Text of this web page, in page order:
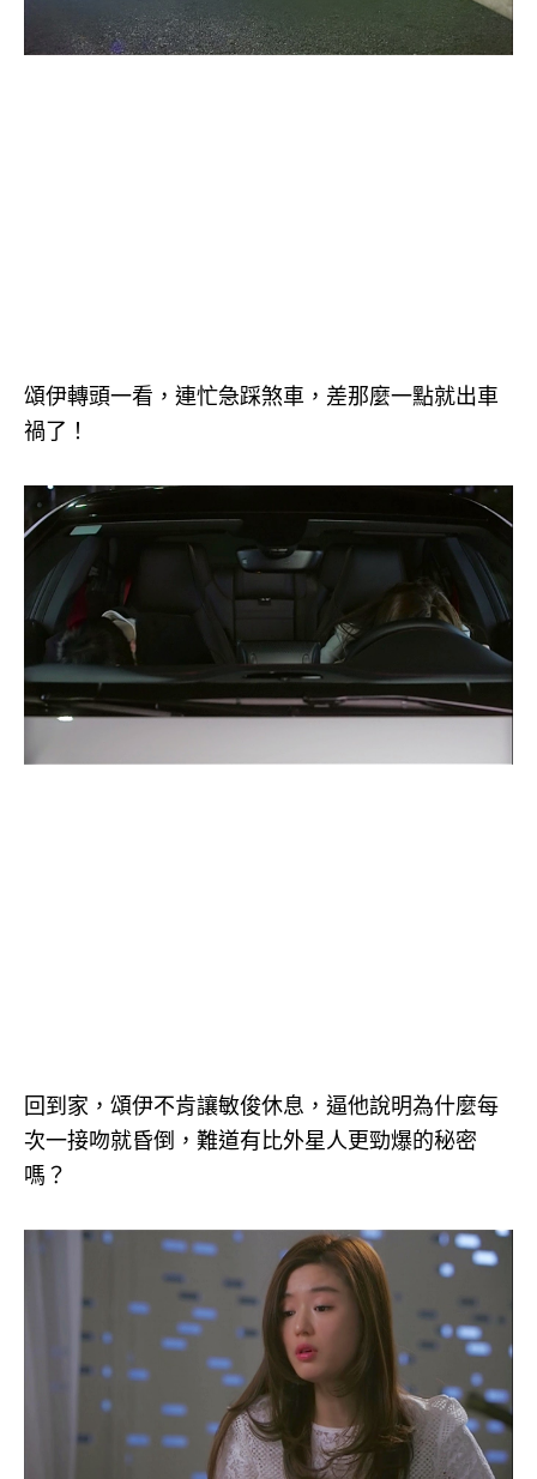
頌伊轉頭一看，連忙急踩煞車，差那麼一點就出車
禍了！
回到家，頌伊不肯讓敏俊休息，逼他說明為什麼每
次一接吻就昏倒，難道有比外星人更勁爆的秘密
嗎？